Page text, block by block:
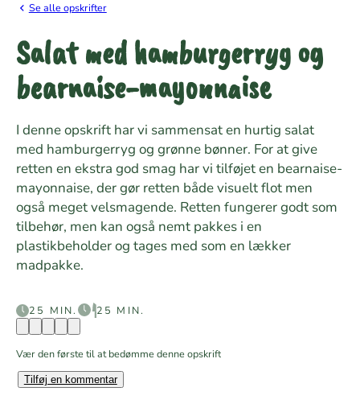
Se alle opskrifter
Salat med hamburgerryg og
bearnaise-mayonnaise
I denne opskrift har vi sammensat en hurtig salat
med hamburgerryg og grønne bønner. For at give
retten en ekstra god smag har vi tilføjet en bearnaise-
mayonnaise, der gør retten både visuelt flot men
også meget velsmagende. Retten fungerer godt som
tilbehør, men kan også nemt pakkes i en
plastikbeholder og tages med som en lækker
madpakke.
25 MIN. 25 MIN.
Vær den første til at bedømme denne opskrift
Tilføj en kommentar